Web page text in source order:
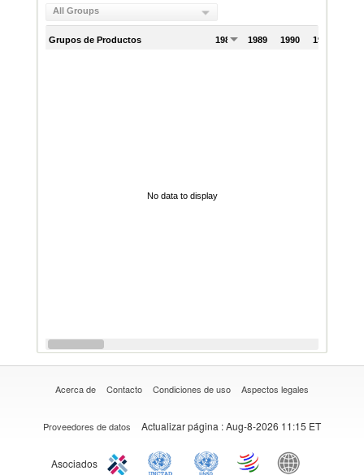
All Groups
Grupos de Productos 1988 1989 1990 1991
No data to display
Acerca de Contacto Condiciones de uso Aspectos legales
Proveedores de datos Actualizar página : Aug-8-2026 11:15 ET
Asociados